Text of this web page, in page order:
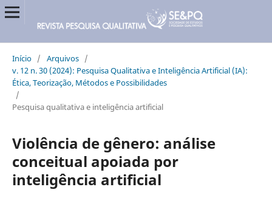
Início / Arquivos /
v. 12 n. 30 (2024): Pesquisa Qualitativa e Inteligência Artificial (IA):
Ética, Teorização, Métodos e Possibilidades
/
Pesquisa qualitativa e inteligência artificial
Violência de gênero: análise
conceitual apoiada por
inteligência artificial